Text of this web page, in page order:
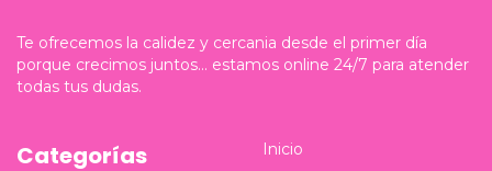
Te ofrecemos la calidez y cercania desde el primer día
porque crecimos juntos... estamos online 24/7 para atender
todas tus dudas.
Categorías Inicio